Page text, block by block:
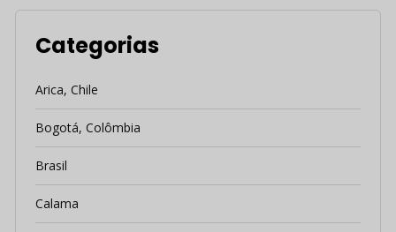
Categorias
Arica, Chile
Bogotá, Colômbia
Brasil
Calama